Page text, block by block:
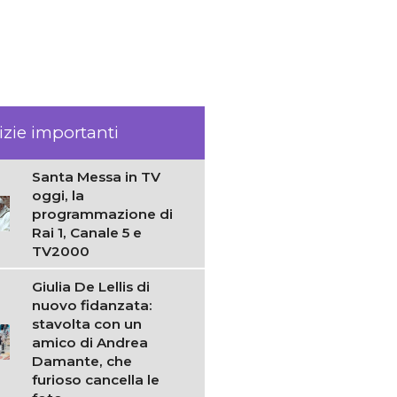
importanti
Santa Messa in TV
oggi, la
programmazione di
Rai 1, Canale 5 e
TV2000
Giulia De Lellis di
nuovo fidanzata:
stavolta con un
amico di Andrea
Damante, che
furioso cancella le